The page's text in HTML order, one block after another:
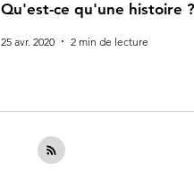
Qu'est-ce qu'une histoire ?
25 avr. 2020 2 min de lecture